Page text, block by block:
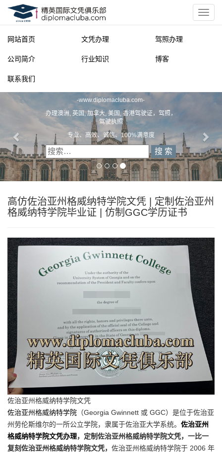
网站首页 文凭办理 驾照办理
公司简介 行业知识 博客
联系我们
-www.diplomacluba.com-
办理澳洲, 英国, 加拿大, 美国, 香港驾驶证，驾照，
驾驶执照
专业、高效、诚信、100%满意度
高仿佐治亚州格威纳特学院文凭 | 定制佐治亚州
格威纳特学院毕业证 | 仿制GGC学历证书
佐治亚州格威纳特学院文凭
佐治亚州格威纳特学院 （Georgia Gwinnett 或 GGC）是位于佐治亚
州劳伦斯维尔的一所公立学院，隶属于佐治亚大学系统。 佐治亚州
格威纳特学院文凭办理，定制佐治亚州格威纳特学院文凭，一比一
复刻佐治亚州格威纳特学院文凭， 佐治亚州格威纳特学院于 2006 年